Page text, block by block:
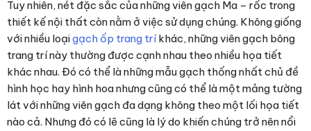
Tuy nhiên, nét đặc sắc của những viên gạch Ma – rốc trong
thiết kế nội thất còn nằm ở việc sử dụng chúng. Không giống
với nhiều loạigạch ốp trang tríkhác, những viên gạch bông
trang trí này thường được cạnh nhau theo nhiều họa tiết
khác nhau. Đó có thể là những mẫu gạch thống nhất chủ đề
hình học hay hình hoa nhưng cũng có thể là một mảng tường
lát với những viên gạch đa dạng không theo một lối họa tiết
nào cả. Nhưng đó có lẽ cũng là lý do khiến chúng trở nên nổi